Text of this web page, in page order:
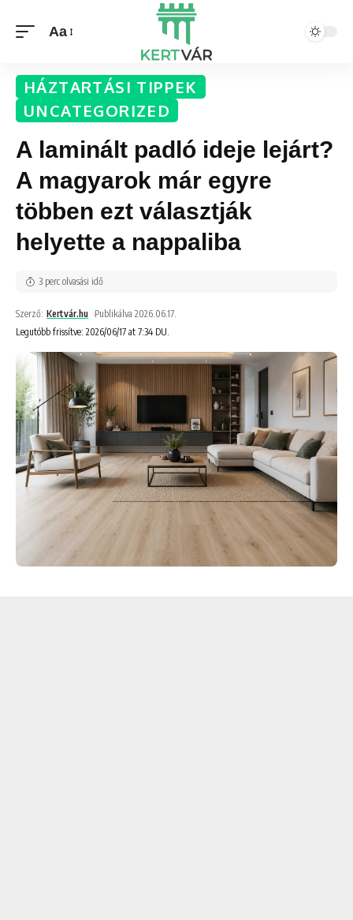
Aa
HÁZTARTÁSI TIPPEK
UNCATEGORIZED
A laminált padló ideje lejárt?
A magyarok már egyre
többen ezt választják
helyette a nappaliba
Legutóbb frissítve: 2026/06/17 at 7:34 DU.
Szerző: Kertvár.hu Publikálva 2026.06.17.
3 perc olvasási idő